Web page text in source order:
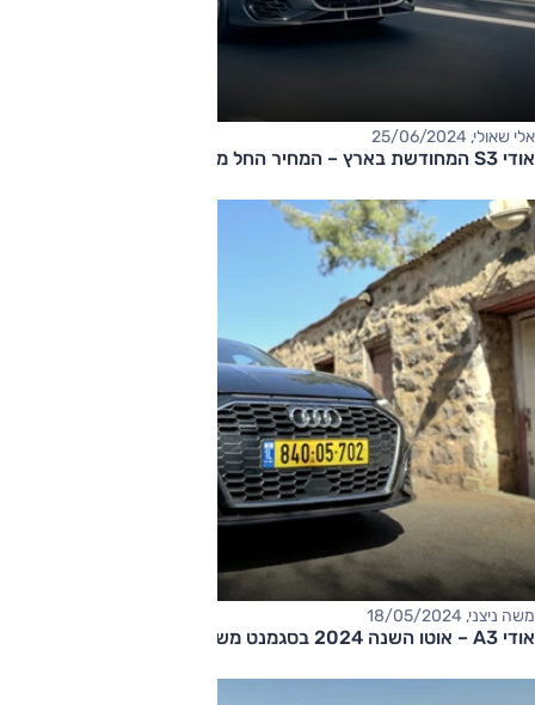
אלי שאולי, 25/06/2024
אודי S3 המחודשת בארץ – המחיר החל מ-420,000 שקלים
משה ניצני, 18/05/2024
אודי A3 – אוטו השנה 2024 בסגמנט משפחתיות קומפקטיות יוקרה